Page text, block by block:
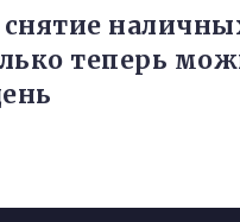
теперь